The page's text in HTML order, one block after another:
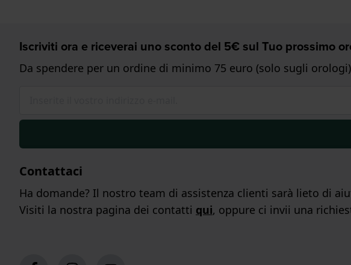
Iscriviti ora e riceverai uno sconto del 5€ sul Tuo prossimo
Da spendere per un ordine di minimo 75 euro (solo sugli orologi)
Contattaci
Ha domande? Il nostro team di assistenza clienti sarà lieto di
Visiti la nostra pagina dei contatti qui, oppure ci invii una